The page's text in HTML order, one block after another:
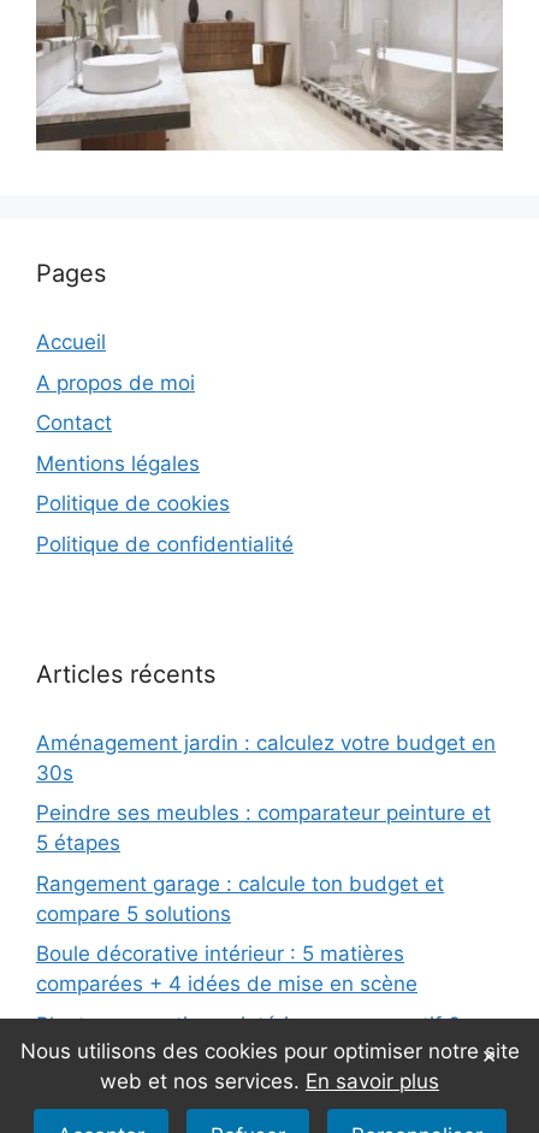
Pages
Accueil
A propos de moi
Contact
Mentions légales
Politique de cookies
Politique de confidentialité
Articles récents
Aménagement jardin : calculez votre budget en
30s
Peindre ses meubles : comparateur peinture et
5 étapes
Rangement garage : calcule ton budget et
compare 5 solutions
Boule décorative intérieur : 5 matières
comparées + 4 idées de mise en scène
Plantes aromatiques intérieur : comparatif 6
variétés
×
Nous utilisons des cookies pour optimiser notre site
web et nos services. En savoir plus